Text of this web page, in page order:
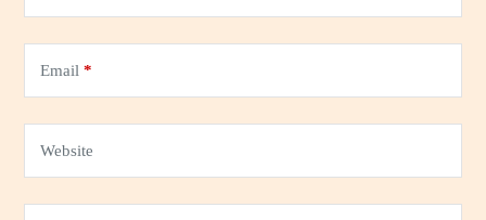
Email *
Website
a
e